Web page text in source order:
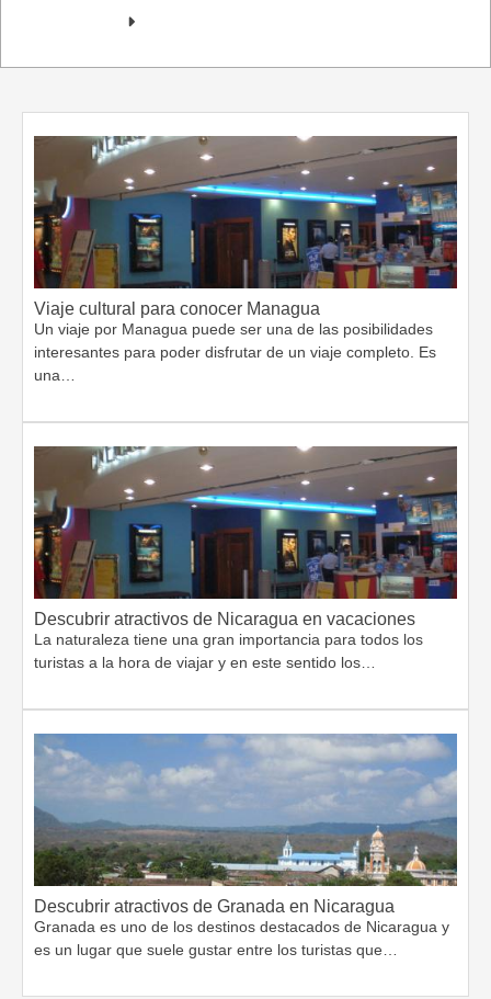
Viaje cultural para conocer Managua
Un viaje por Managua puede ser una de las posibilidades
interesantes para poder disfrutar de un viaje completo. Es
una…
Descubrir atractivos de Nicaragua en vacaciones
La naturaleza tiene una gran importancia para todos los
turistas a la hora de viajar y en este sentido los…
Descubrir atractivos de Granada en Nicaragua
Granada es uno de los destinos destacados de Nicaragua y
es un lugar que suele gustar entre los turistas que…